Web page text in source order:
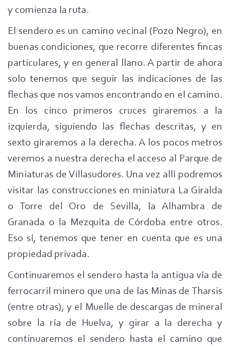
y comienza la ruta.
El sendero es un camino vecinal (Pozo Negro), en
buenas condiciones, que recorre diferentes fincas
particulares, y en general llano. A partir de ahora
solo tenemos que seguir las indicaciones de las
flechas que nos vamos encontrando en el camino.
En los cinco primeros cruces giraremos a la
izquierda, siguiendo las flechas descritas, y en
sexto giraremos a la derecha. A los pocos metros
veremos a nuestra derecha el acceso al Parque de
Miniaturas de Villasudores. Una vez allí podremos
visitar las construcciones en miniatura La Giralda
o Torre del Oro de Sevilla, la Alhambra de
Granada o la Mezquita de Córdoba entre otros.
Eso sí, tenemos que tener en cuenta que es una
propiedad privada.
Continuaremos el sendero hasta la antigua vía de
ferrocarril minero que una de las Minas de Tharsis
(entre otras), y el Muelle de descargas de mineral
sobre la ría de Huelva, y girar a la derecha y
continuaremos el sendero hasta el camino que